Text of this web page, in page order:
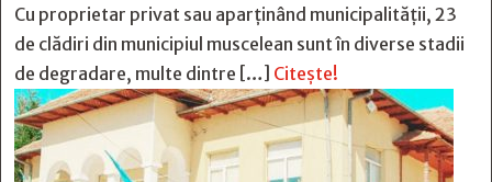
Cu proprietar privat sau aparținând municipalității, 23
de clădiri din municipiul muscelean sunt în diverse stadii
de degradare, multe dintre […] Citește!